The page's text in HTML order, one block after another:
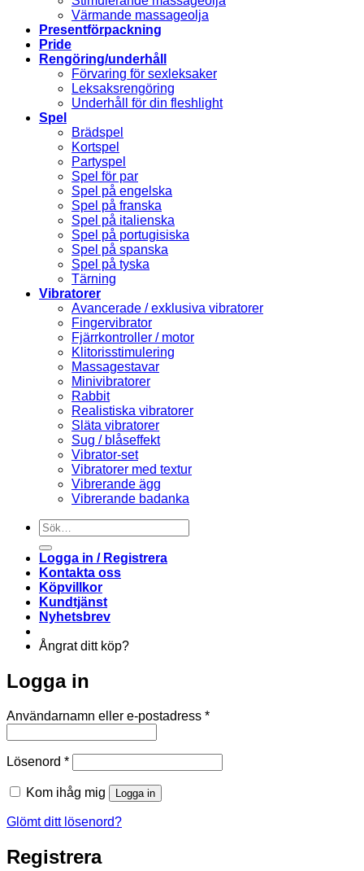
Värmande massageolja
Presentförpackning
Pride
Rengöring/underhåll
Förvaring för sexleksaker
Leksaksrengöring
Underhåll för din fleshlight
Spel
Brädspel
Kortspel
Partyspel
Spel för par
Spel på engelska
Spel på franska
Spel på italienska
Spel på portugisiska
Spel på spanska
Spel på tyska
Tärning
Vibratorer
Avancerade / exklusiva vibratorer
Fingervibrator
Fjärrkontroller / motor
Klitorisstimulering
Massagestavar
Minivibratorer
Rabbit
Realistiska vibratorer
Släta vibratorer
Sug / blåseffekt
Vibrator-set
Vibratorer med textur
Vibrerande ägg
Vibrerande badanka
Sök
efter:
Logga in / Registrera
Kontakta oss
Köpvillkor
Kundtjänst
Nyhetsbrev
Ångrat ditt köp?
Logga in
Användarnamn eller e-postadress *Obligatoriskt
Lösenord *Obligatoriskt
Kom ihåg mig Logga in
Glömt ditt lösenord?
Registrera